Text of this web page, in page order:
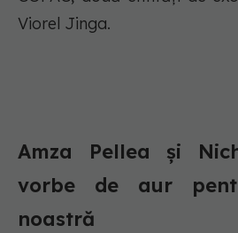
Viorel Jinga.
Amza Pellea și
vorbe de aur
noastră